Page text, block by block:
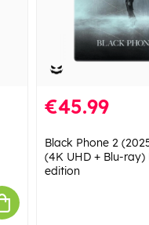
€45.99
Black Phone 2
(4K UHD + Blu-ray)
edition